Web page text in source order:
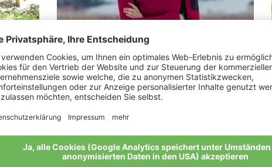
Stark Maria Luise
“Biologisch, überzeugt und glücklich.“
Meine Geschichte
Alle Bio-Bauern im Überblick